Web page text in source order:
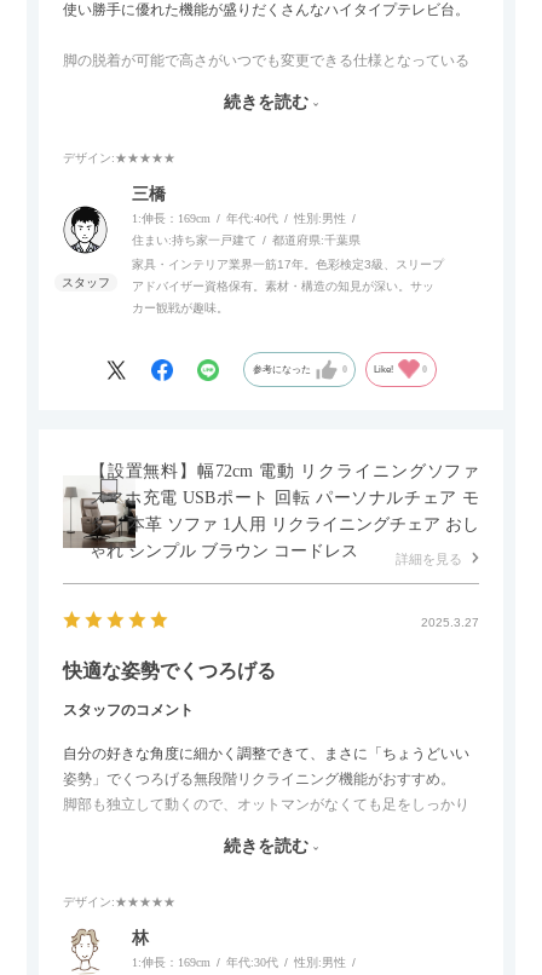
使い勝手に優れた機能が盛りだくさんなハイタイプテレビ台。
脚の脱着が可能で高さがいつでも変更できる仕様となっている
また、補助テーブルとして使用可能なスライドテーブルや収納
内部にもプリンターなどが置けるスライド棚板がついているの
でテレビ台以外にもオフィスなどでの収納家具やリビングでの
サイドボードとして多目的な用途に対応しています。
また、扉は横方向へのスライド式となっているので開閉時のス
ペースを最小限に抑えられ、省スペースでご利用いただけるの
続きを読む
デザイン:★★★★★
三橋
1:伸長：169cm 年代:40代 性別:男性
住まい:持ち家一戸建て 都道府県:千葉県
家具・インテリア業界一筋17年。色彩検定3級、スリープ
アドバイザー資格保有。素材・構造の知見が深い。サッ
カー観戦が趣味。
参考になった 0 Like! 0
【設置無料】幅72cm 電動 リクライニングソファ
スマホ充電 USBポート 回転 パーソナルチェア モ
ダン 本革 ソファ 1人用 リクライニングチェア おし
ゃれ シンプル ブラウン コードレス
詳細を見る
2025.3.27
快適な姿勢でくつろげる
スタッフのコメント
自分の好きな角度に細かく調整できて、まさに「ちょうどいい
姿勢」でくつろげる無段階リクライニング機能がおすすめ。
脚部も独立して動くので、オットマンがなくても足をしっかり
スマホやタブレットを充電しながらリラックスできるのが嬉し
個人的にはコードレス＆充電式なので、コンセントの場所を気
にせず、好きな場所に置けるのが画期的に感じました。
続きを読む
デザイン:★★★★★
林
1:伸長：169cm 年代:30代 性別:男性